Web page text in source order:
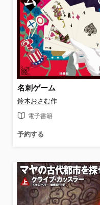
名刺ゲーム
鈴木おさむ作
電子書籍
予約する